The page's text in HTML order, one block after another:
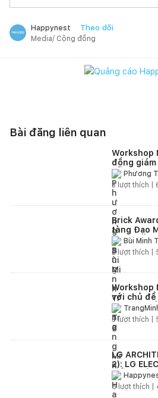
Happynest Theo dõi
Media/ Cộng đồng
Bài đăng liên quan
Workshop
đồng
dẫn giàu
Phương
3lượt thích |
Brick
tàng Đạo
cao nhất
Bùi Minh
2lượt thích |
Workshop
với chủ đề
viên và
3lượt thích |
LG
2): LG
ĐỒNG
KIẾN TẠO
ĐẠI
5lượt thích |